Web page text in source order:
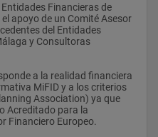
Financieras de
apoyo de un Comité Asesor
del Entidades
y Consultoras
a la realidad financiera
MiFID y a los criterios
Association) ya que
Acreditado para la
Financiero Europeo.